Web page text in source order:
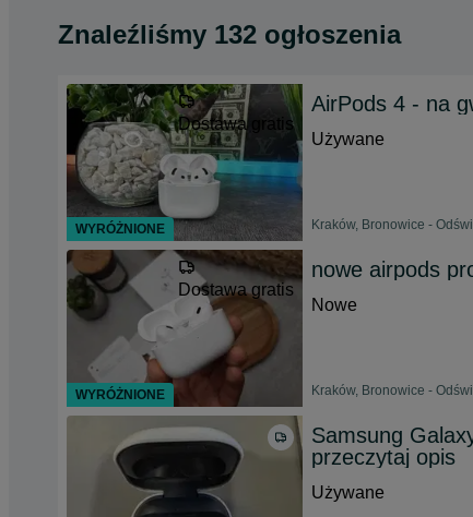
Znaleźliśmy 132 ogłoszenia
Dostawa gratis
AirPods 4 - na
Używane
Kraków, Bronowice -
Dostawa gratis
nowe airpods
Nowe
Kraków, Bronowice -
Samsung
przeczytaj opis
Używane
WYRÓŻNIONE
WYRÓŻNIONE